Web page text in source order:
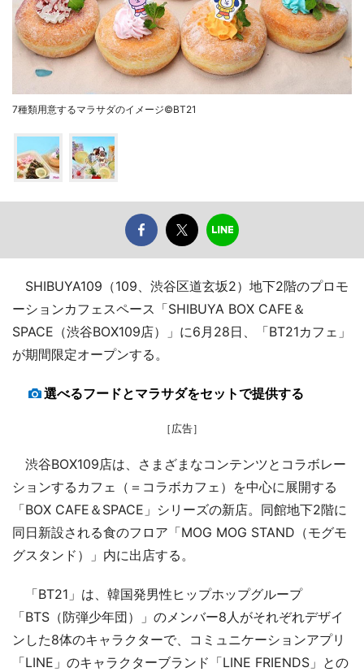
7種類用意するマラサダのイメージ©BT21
SHIBUYA109（109、渋谷区道玄坂2）地下2階のプロモ
ーションカフェスペース「SHIBUYA BOX CAFE＆
SPACE（渋谷BOX109店）」に6月28日、「BT21カフェ」
が期間限定オープンする。
選べるフードとマラサダをセットで提供する
［広告］
渋谷BOX109店は、さまざまなコンテンツとコラボレー
ションするカフェ（＝コラボカフェ）を中心に展開する
「BOX CAFE＆SPACE」シリーズの新店。同館地下2階に
同日新設される食のフロア「MOG MOG STAND（モグモ
グスタンド）」内に出店する。
「BT21」は、韓国発男性ヒップホップグループ
「BTS（防弾少年団）」のメンバー8人がそれぞれデザイ
ンした8体のキャラクターで、コミュニケーションアプリ
「LINE」のキャラクターブランド「LINE FRIENDS」との